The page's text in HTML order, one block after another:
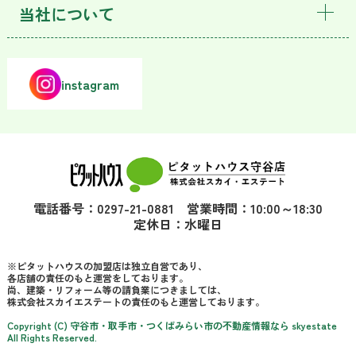
当社について
instagram
電話番号：0297-21-0881 営業時間：10:00～18:30
定休日：水曜日
※ピタットハウスの加盟店は独立自営であり、
各店舗の責任のもと運営をしております。
尚、建築・リフォーム等の請負業につきましては、
株式会社スカイエステートの責任のもと運営しております。
Copyright (C) 守谷市・取手市・つくばみらい市の不動産情報なら skyestate
All Rights Reserved.